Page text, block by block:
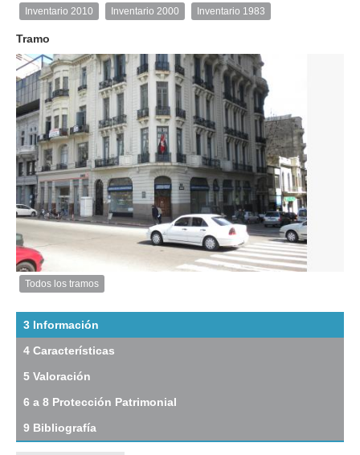
Inventario
2010
Descargar
imagen
original
Inventario 2010
Inventario 2000
Inventario 1983
Tramo
Imagen
tramo:
Ciudadela
(Ci
Descargar
original
Todos los tramos
3 Información
4 Características
5 Valoración
6 a 8 Protección Patrimonial
9 Bibliografía